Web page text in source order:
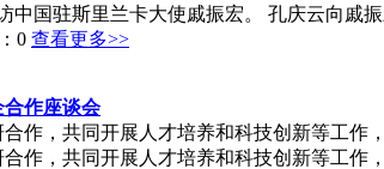
中国驻斯里兰卡大使戚振宏。 孔庆云向戚
0 查看更多>>
作座谈会
作，共同开展人才培养和科技创新等工
作，共同开展人才培养和科技创新等工作